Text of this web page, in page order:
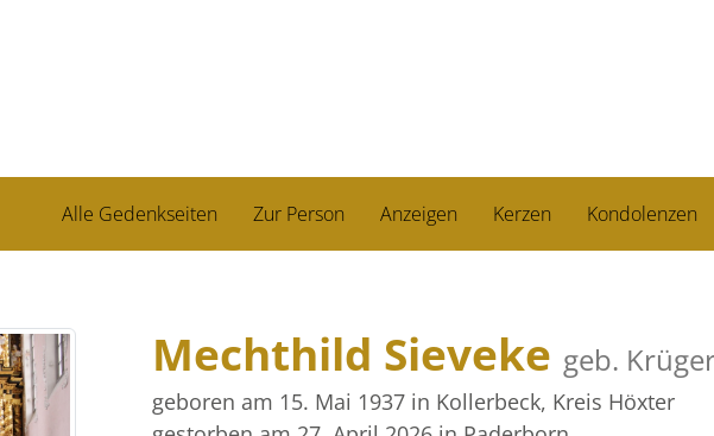
Alle Gedenkseiten Zur Person Anzeigen Kerzen Kondolenzen
Mechthild Sieveke geb.
geboren am 15. Mai 1937 in Kollerbeck, Kreis Höxter